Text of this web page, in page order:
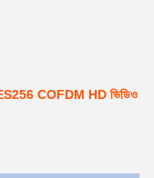
COFDM HD ভিডিও